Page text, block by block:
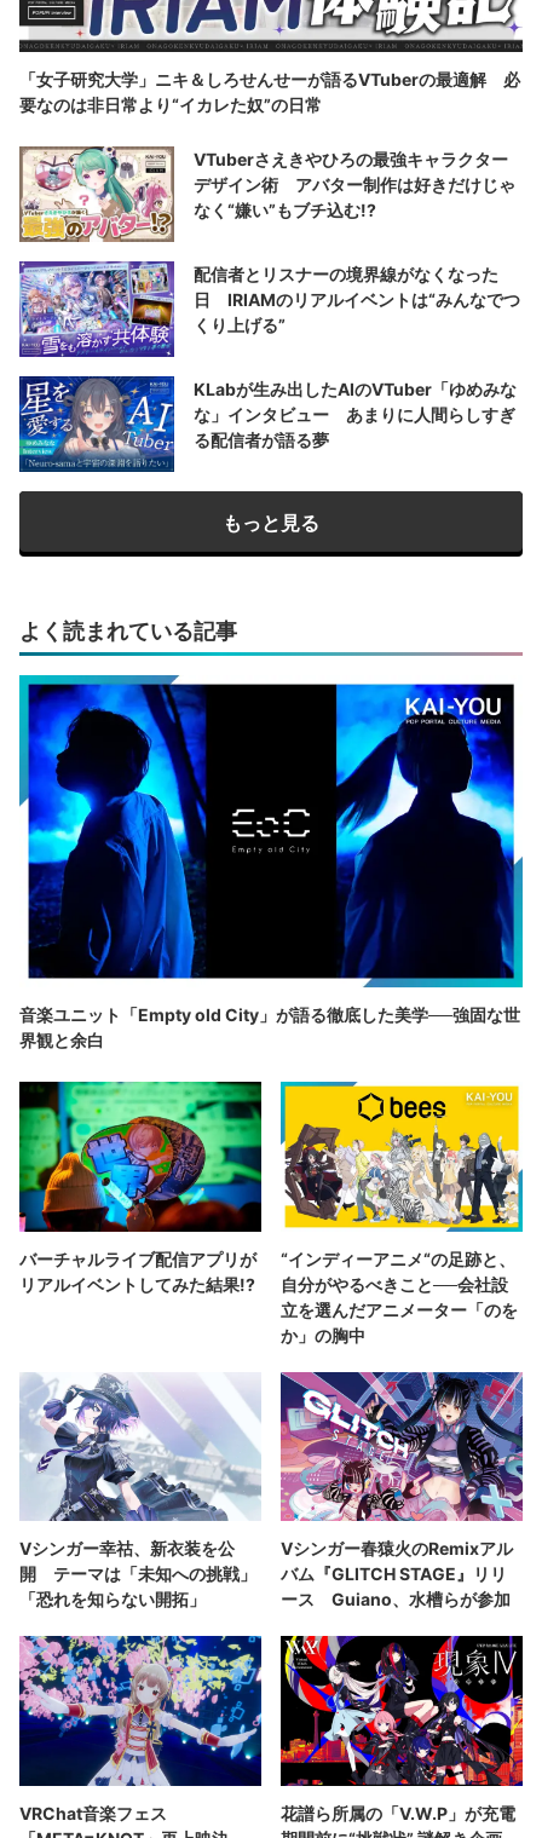
「女子研究大学」ニキ＆しろせんせーが語るVTuberの最適解 必
要なのは非日常より“イカレた奴”の日常
VTuberさえきやひろの最強キャラクター
デザイン術 アバター制作は好きだけじゃ
なく“嫌い”もブチ込む!?
配信者とリスナーの境界線がなくなった
日 IRIAMのリアルイベントは“みんなでつ
くり上げる”
KLabが生み出したAIのVTuber「ゆめみな
な」インタビュー あまりに人間らしすぎ
る配信者が語る夢
もっと見る
よく読まれている記事
音楽ユニット「Empty old City」が語る徹底した美学──強固な世
界観と余白
バーチャルライブ配信アプリが
リアルイベントしてみた結果!?
“インディーアニメ“の足跡と、
自分がやるべきこと──会社設
立を選んだアニメーター「のを
か」の胸中
Vシンガー幸祜、新衣装を公
開 テーマは「未知への挑戦」
「恐れを知らない開拓」
Vシンガー春猿火のRemixアル
バム『GLITCH STAGE』リリ
ース Guiano、水槽らが参加
VRChat音楽フェス
花譜ら所属の「V.W.P」が充電